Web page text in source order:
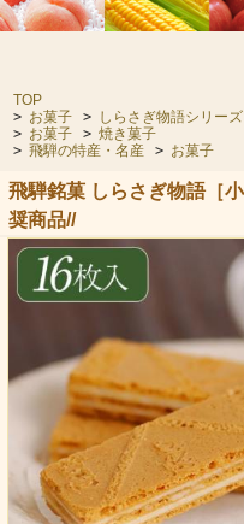
TOP
> お菓子 > しらさぎ物語シリーズ
> お菓子 > 焼き菓子
> 飛騨の特産・名産 > お菓子
飛騨銘菓 しらさぎ物語［
奨商品//